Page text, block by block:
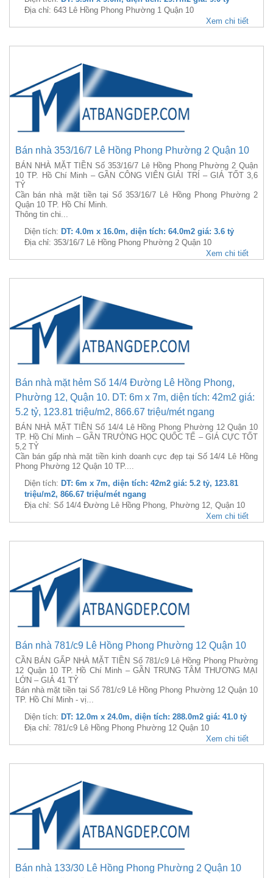
Địa chỉ: 643 Lê Hồng Phong Phường 1 Quận 10
Xem chi tiết
Bán nhà 353/16/7 Lê Hồng Phong Phường 2 Quận 10
BÁN NHÀ MẶT TIỀN Số 353/16/7 Lê Hồng Phong Phường 2 Quận
10 TP. Hồ Chí Minh – GẦN CÔNG VIÊN GIẢI TRÍ – GIÁ TỐT 3,6
TỶ
Cần bán nhà mặt tiền tại Số 353/16/7 Lê Hồng Phong Phường 2
Quận 10 TP. Hồ Chí Minh.
Thông tin chi...
Diện tích: DT: 4.0m x 16.0m, diện tích: 64.0m2 giá: 3.6 tỷ
Địa chỉ: 353/16/7 Lê Hồng Phong Phường 2 Quận 10
Xem chi tiết
Bán nhà mặt hẻm Số 14/4 Đường Lê Hồng Phong,
Phường 12, Quận 10. DT: 6m x 7m, diện tích: 42m2 giá:
5.2 tỷ, 123.81 triệu/m2, 866.67 triệu/mét ngang
BÁN NHÀ MẶT TIỀN Số 14/4 Lê Hồng Phong Phường 12 Quận 10
TP. Hồ Chí Minh – GẦN TRƯỜNG HỌC QUỐC TẾ – GIÁ CỰC TỐT
5,2 TỶ
Cần bán gấp nhà mặt tiền kinh doanh cực đẹp tại Số 14/4 Lê Hồng
Phong Phường 12 Quận 10 TP....
Diện tích: DT: 6m x 7m, diện tích: 42m2 giá: 5.2 tỷ, 123.81
triệu/m2, 866.67 triệu/mét ngang
Địa chỉ: Số 14/4 Đường Lê Hồng Phong, Phường 12, Quận 10
Xem chi tiết
Bán nhà 781/c9 Lê Hồng Phong Phường 12 Quận 10
CẦN BÁN GẤP NHÀ MẶT TIỀN Số 781/c9 Lê Hồng Phong Phường
12 Quận 10 TP. Hồ Chí Minh – GẦN TRUNG TÂM THƯƠNG MẠI
LỚN – GIÁ 41 TỶ
Bán nhà mặt tiền tại Số 781/c9 Lê Hồng Phong Phường 12 Quận 10
TP. Hồ Chí Minh - vị...
Diện tích: DT: 12.0m x 24.0m, diện tích: 288.0m2 giá: 41.0 tỷ
Địa chỉ: 781/c9 Lê Hồng Phong Phường 12 Quận 10
Xem chi tiết
Bán nhà 133/30 Lê Hồng Phong Phường 2 Quận 10